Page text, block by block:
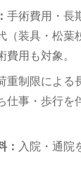
手術費用・長
（装具・松葉
費用も対象。
重制限による
仕事・歩行を
： 入院・通院